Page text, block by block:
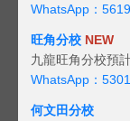
WhatsApp：
旺角分校 NEW
九龍旺角分校預
WhatsApp：
何文田分校